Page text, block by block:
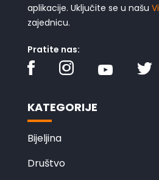
aplikacije. Uključite se u našu
zajednicu.
Pratite nas:
KATEGORIJE
Bijeljina
Društvo